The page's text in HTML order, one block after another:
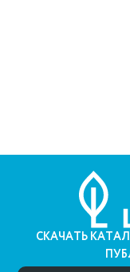
СКАЧАТЬ